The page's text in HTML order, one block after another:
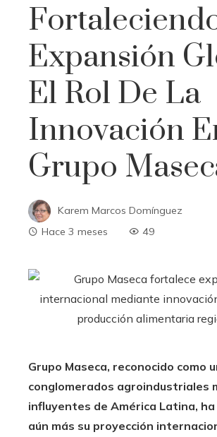
Expansión
El Rol De La
Innovación
Grupo
Karem Marcos Domínguez
Hace 3 meses
49
Grupo Maseca, reconocido como
conglomerados agroindustriales
influyentes de América Latina,
aún más su proyección